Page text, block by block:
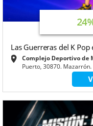
Las Guerreras del K
Complejo Deportivo de
Puerto, 30870.